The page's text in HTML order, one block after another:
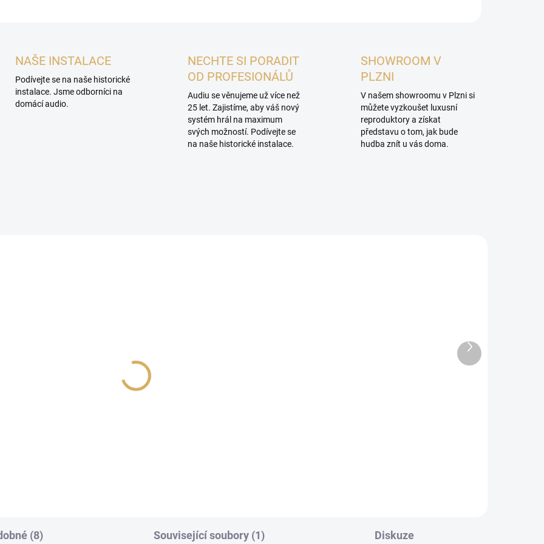
NAŠE INSTALACE
Podívejte se na naše historické
instalace. Jsme odborníci na
domácí audio.
NECHTE SI PORADIT
OD PROFESIONÁLŮ
Audiu se věnujeme už více než
25 let. Zajistíme, aby váš nový
systém hrál na maximum
svých možností. Podívejte se
na naše historické instalace.
SHOWROOM V
PLZNI
V našem showroomu v Plzni si
můžete vyzkoušet luxusní
reproduktory a získat
představu o tom, jak bude
hudba znít u vás doma.
SET IsoTek V5 Aquarius +
Další
produkt
(8) Související soubory (1) Diskuze